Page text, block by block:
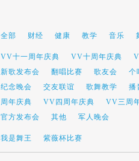
全部 财经 健康 教学 音乐
VV十一周年庆典 VV十周年庆典
新歌发布会
翻唱比赛 歌友会
个
纪念晚会
交友联谊 歌舞教学
播
周年庆典
VV四周年庆典
VV三周
官方发布会
其他 军人晚会
我是舞王 紫薇杯比赛